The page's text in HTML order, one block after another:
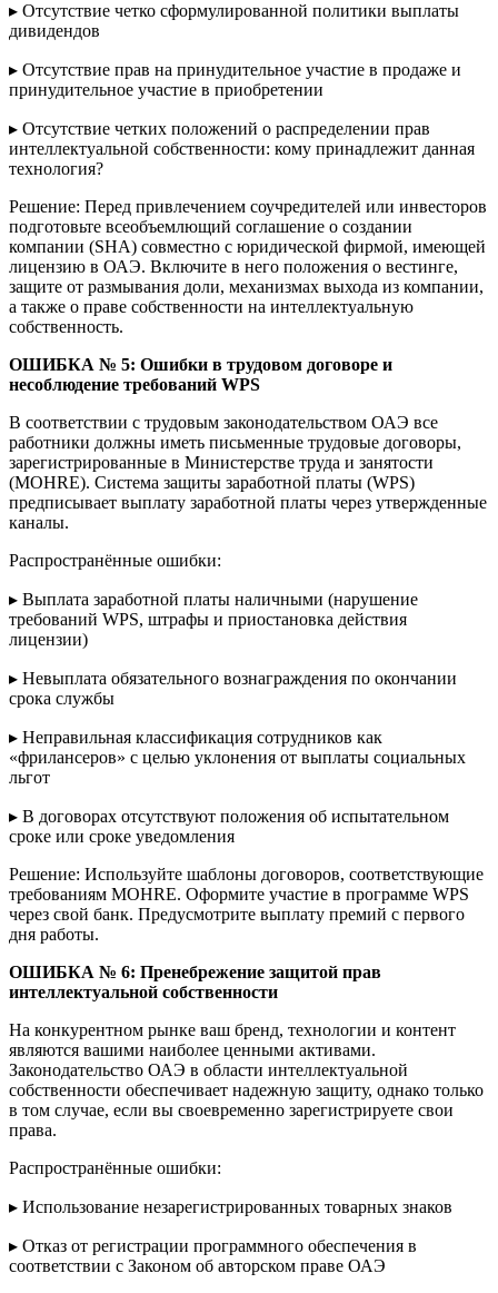
▸ Отсутствие четко сформулированной политики выплаты
дивидендов
▸ Отсутствие прав на принудительное участие в продаже и
принудительное участие в приобретении
▸ Отсутствие четких положений о распределении прав
интеллектуальной собственности: кому принадлежит данная
технология?
Решение: Перед привлечением соучредителей или инвесторов
подготовьте всеобъемлющий соглашение о создании
компании (SHA) совместно с юридической фирмой, имеющей
лицензию в ОАЭ. Включите в него положения о вестинге,
защите от размывания доли, механизмах выхода из компании,
а также о праве собственности на интеллектуальную
собственность.
ОШИБКА № 5: Ошибки в трудовом договоре и
несоблюдение требований WPS
В соответствии с трудовым законодательством ОАЭ все
работники должны иметь письменные трудовые договоры,
зарегистрированные в Министерстве труда и занятости
(MOHRE). Система защиты заработной платы (WPS)
предписывает выплату заработной платы через утвержденные
каналы.
Распространённые ошибки:
▸ Выплата заработной платы наличными (нарушение
требований WPS, штрафы и приостановка действия
лицензии)
▸ Невыплата обязательного вознаграждения по окончании
срока службы
▸ Неправильная классификация сотрудников как
«фрилансеров» с целью уклонения от выплаты социальных
льгот
▸ В договорах отсутствуют положения об испытательном
сроке или сроке уведомления
Решение: Используйте шаблоны договоров, соответствующие
требованиям MOHRE. Оформите участие в программе WPS
через свой банк. Предусмотрите выплату премий с первого
дня работы.
ОШИБКА № 6: Пренебрежение защитой прав
интеллектуальной собственности
На конкурентном рынке ваш бренд, технологии и контент
являются вашими наиболее ценными активами.
Законодательство ОАЭ в области интеллектуальной
собственности обеспечивает надежную защиту, однако только
в том случае, если вы своевременно зарегистрируете свои
права.
Распространённые ошибки:
▸ Использование незарегистрированных товарных знаков
▸ Отказ от регистрации программного обеспечения в
соответствии с Законом об авторском праве ОАЭ